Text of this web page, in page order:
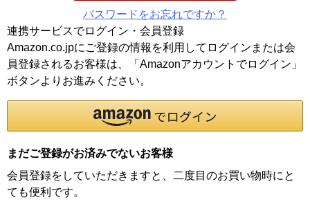
パスワードをお忘れですか？
連携サービスでログイン・会員登録
Amazon.co.jpにご登録の情報を利用してログインまたは会
員登録されるお客様は、「Amazonアカウントでログイン」
ボタンよりお進みください。
まだご登録がお済みでないお客様
会員登録をしていただきますと、二度目のお買い物時にと
ても便利です。